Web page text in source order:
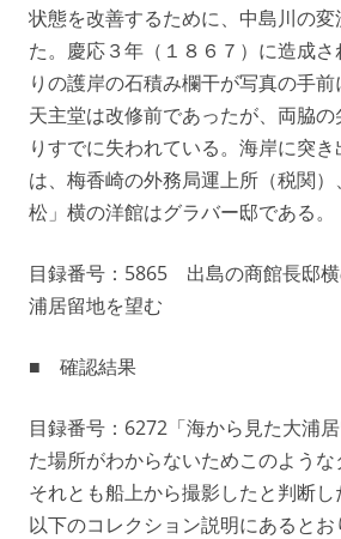
状態を改善するために、中島川の
た。慶応３年（１８６７）に造成
りの護岸の石積み欄干が写真の手
天主堂は改修前であったが、両脇
りすでに失われている。海岸に突
は、梅香崎の外務局運上所（税関
松」横の洋館はグラバー邸である。
目録番号：5865 出島の商館長邸
浦居留地を望む
■ 確認結果
目録番号：6272「海から見た大浦
た場所がわからないためこのような
それとも船上から撮影したと判断し
以下のコレクション説明にあると